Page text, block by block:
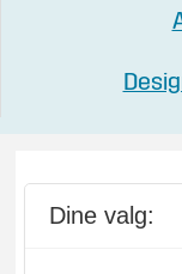
Dine valg: